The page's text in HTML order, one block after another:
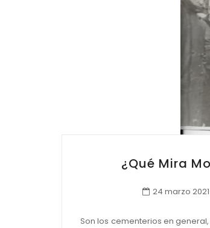
¿Qué Mira
24 marzo 2021
Son los cementerios en